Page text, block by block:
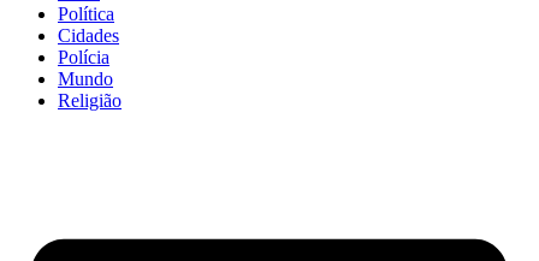
Política
Cidades
Polícia
Mundo
Religião